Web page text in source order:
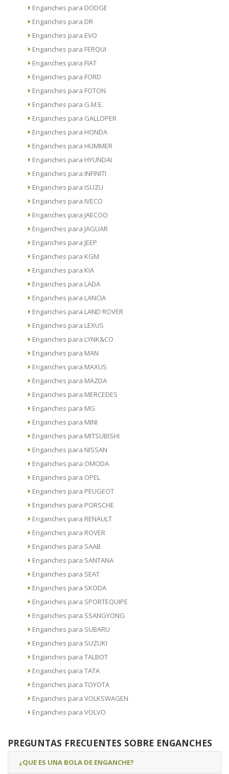
Enganches para DODGE
Enganches para DR
Enganches para EVO
Enganches para FERQUI
Enganches para FIAT
Enganches para FORD
Enganches para FOTON
Enganches para G.M.E.
Enganches para GALLOPER
Enganches para HONDA
Enganches para HUMMER
Enganches para HYUNDAI
Enganches para INFINITI
Enganches para ISUZU
Enganches para IVECO
Enganches para JAECOO
Enganches para JAGUAR
Enganches para JEEP
Enganches para KGM
Enganches para KIA
Enganches para LADA
Enganches para LANCIA
Enganches para LAND ROVER
Enganches para LEXUS
Enganches para LYNK&CO
Enganches para MAN
Enganches para MAXUS
Enganches para MAZDA
Enganches para MERCEDES
Enganches para MG
Enganches para MINI
Enganches para MITSUBISHI
Enganches para NISSAN
Enganches para OMODA
Enganches para OPEL
Enganches para PEUGEOT
Enganches para PORSCHE
Enganches para RENAULT
Enganches para ROVER
Enganches para SAAB
Enganches para SANTANA
Enganches para SEAT
Enganches para SKODA
Enganches para SPORTEQUIPE
Enganches para SSANGYONG
Enganches para SUBARU
Enganches para SUZUKI
Enganches para TALBOT
Enganches para TATA
Enganches para TOYOTA
Enganches para VOLKSWAGEN
Enganches para VOLVO
PREGUNTAS FRECUENTES SOBRE ENGANCHES
¿QUE ES UNA BOLA DE ENGANCHE?